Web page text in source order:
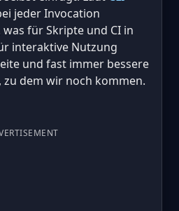
jeder Invocation
für Skripte und CI in
interaktive Nutzung
und fast immer bessere
dem wir noch kommen.